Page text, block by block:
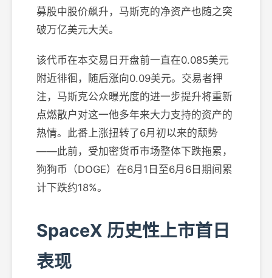
募股中股价飙升，马斯克的净资产也随之突
破万亿美元大关。
该代币在本交易日开盘前一直在0.085美元
附近徘徊，随后涨向0.09美元。交易者押
注，马斯克公众曝光度的进一步提升将重新
点燃散户对这一他多年来大力支持的资产的
热情。此番上涨扭转了6月初以来的颓势
——此前，受加密货币市场整体下跌拖累，
狗狗币（DOGE）在6月1日至6月6日期间累
计下跌约18%。
SpaceX 历史性上市首日
表现